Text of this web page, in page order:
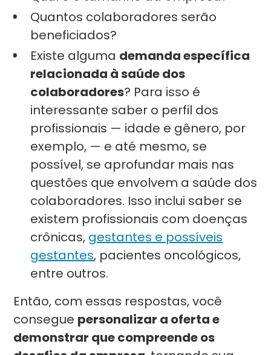
Quantos colaboradores serão
beneficiados?
Existe alguma demanda específica
relacionada à saúde dos
colaboradores? Para isso é
interessante saber o perfil dos
profissionais — idade e gênero, por
exemplo, — e até mesmo, se
possível, se aprofundar mais nas
questões que envolvem a saúde dos
colaboradores. Isso inclui saber se
existem profissionais com doenças
crônicas, gestantes e possíveis
gestantes, pacientes oncológicos,
entre outros.
Então, com essas respostas, você
consegue personalizar a oferta e
demonstrar que compreende os